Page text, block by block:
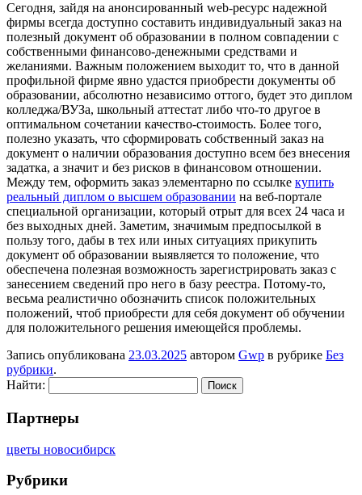
Сегодня, зайдя на анонсированный web-ресурс надежной
фирмы всегда доступно составить индивидуальный заказ на
полезный документ об образовании в полном совпадении с
собственными финансово-денежными средствами и
желаниями. Важным положением выходит то, что в данной
профильной фирме явно удастся приобрести документы об
образовании, абсолютно независимо оттого, будет это диплом
колледжа/ВУЗа, школьный аттестат либо что-то другое в
оптимальном сочетании качество-стоимость. Более того,
полезно указать, что сформировать собственный заказ на
документ о наличии образования доступно всем без внесения
задатка, а значит и без рисков в финансовом отношении.
Между тем, оформить заказ элементарно по ссылке купить
реальный диплом о высшем образовании на веб-портале
специальной организации, который отрыт для всех 24 часа и
без выходных дней. Заметим, значимым предпосылкой в
пользу того, дабы в тех или иных ситуациях прикупить
документ об образовании выявляется то положение, что
обеспечена полезная возможность зарегистрировать заказ с
занесением сведений про него в базу реестра. Потому-то,
весьма реалистично обозначить список положительных
положений, чтоб приобрести для себя документ об обучении
для положительного решения имеющейся проблемы.
Запись опубликована 23.03.2025 автором Gwp в рубрике Без
рубрики.
Найти:
Партнеры
цветы новосибирск
Рубрики